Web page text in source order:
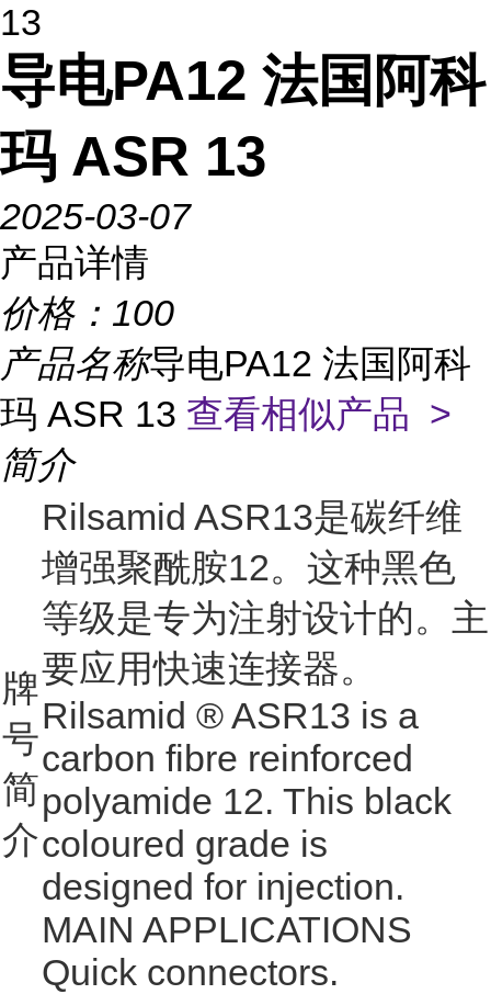
13
导电PA12 法国阿科
玛 ASR 13
2025-03-07
产品详情
价格： 100
产品名称导电PA12 法国阿科
玛 ASR 13 查看相似产品 >
简介
牌
号
简
介
Rilsamid ASR13是碳纤维
增强聚酰胺12。这种黑色
等级是专为注射设计的。主
要应用快速连接器。
Rilsamid ® ASR13 is a
carbon fibre reinforced
polyamide 12. This black
coloured grade is
designed for injection.
MAIN APPLICATIONS
Quick connectors.